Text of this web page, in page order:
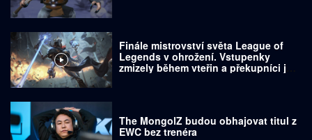
Finále mistrovství světa League of
Legends v ohrožení. Vstupenky
zmizely během vteřin a překupníci je
The MongolZ budou obhajovat titul z
EWC bez trenéra